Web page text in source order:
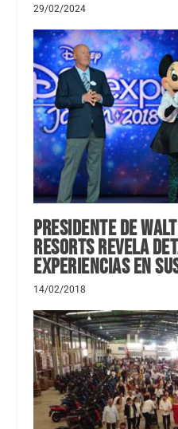
29/02/2024
Presidente de
Resorts revela
experiencias en
14/02/2018